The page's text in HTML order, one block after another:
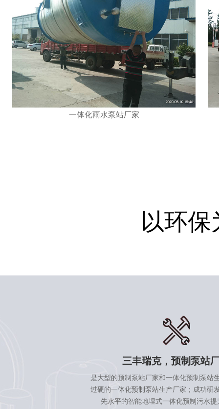
一体化雨水泵站厂家
以环
三丰瑞克，预制泵站
是大型的预制泵站厂家和一体化预制泵站
过硬的一体化预制泵站生产厂家；成功研
先水平的智能地埋式一体化预制污水提